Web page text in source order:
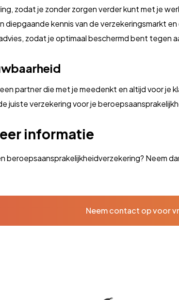
zodat je zonder zorgen verder kunt met je
diepgaande kennis van de verzekeringsmarkt
zodat je optimaal beschermd bent tegen
partner die met je meedenkt en altijd voor
juiste verzekering voor je
informatie
beroepsaansprakelijkheidverzekering? Neem
Neem contact op voor